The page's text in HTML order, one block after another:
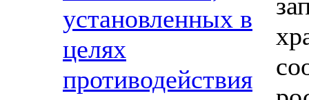
установленных в
целях
противодействия